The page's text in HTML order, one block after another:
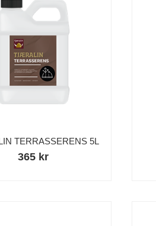
TERRASSERENS 5L
365 kr